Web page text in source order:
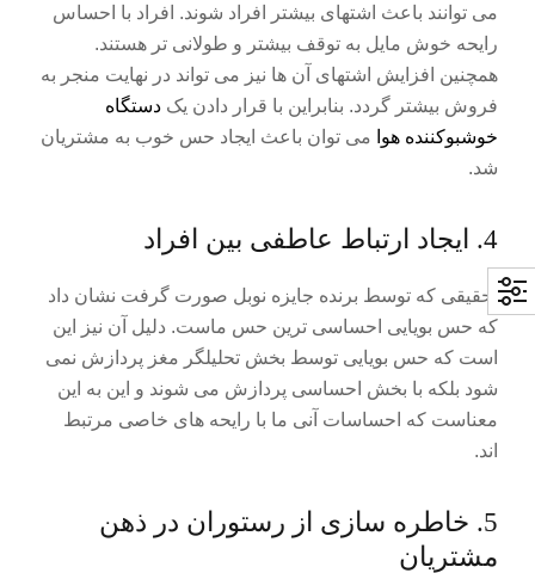
می توانند باعث اشتهای بیشتر افراد شوند. افراد با احساس
رایحه خوش مایل به توقف بیشتر و طولانی تر هستند.
همچنین افزایش اشتهای آن ها نیز می تواند در نهایت منجر به
فروش بیشتر گردد. بنابراین با قرار دادن یک دستگاه
خوشبوکننده هوا می توان باعث ایجاد حس خوب به مشتریان
شد.
4. ایجاد ارتباط عاطفی بین افراد
تحقیقی که توسط برنده جایزه نوبل صورت گرفت نشان داد
که حس بویایی احساسی ترین حس ماست. دلیل آن نیز این
است که حس بویایی توسط بخش تحلیلگر مغز پردازش نمی
شود بلکه با بخش احساسی پردازش می شوند و این به این
معناست که احساسات آنی ما با رایحه های خاصی مرتبط
اند.
5. خاطره سازی از رستوران در ذهن
مشتریان